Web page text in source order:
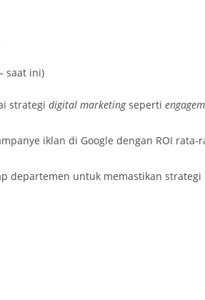
saat ini)
strategi digital marketingseperti
iklan di Google dengan ROI rata-
departemen untuk memastikan strategi